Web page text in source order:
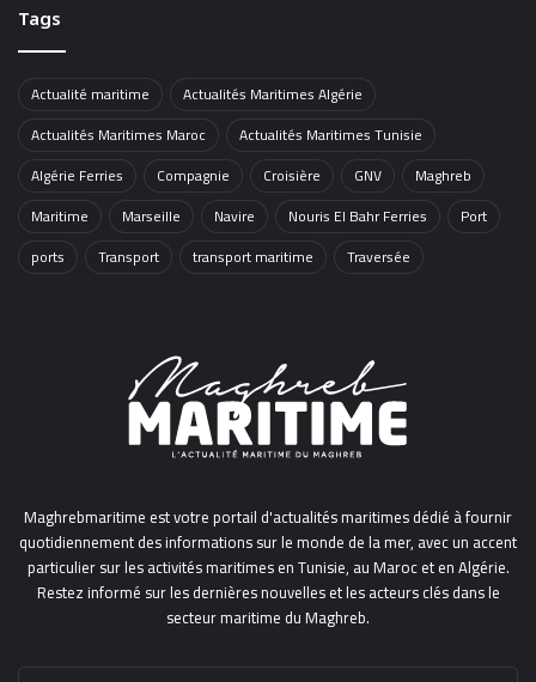
Tags
Actualité maritime
Actualités Maritimes Algérie
Actualités Maritimes Maroc
Actualités Maritimes Tunisie
Algérie Ferries
Compagnie Croisière GNV
Maghreb
Maritime
Marseille Navire Nouris El Bahr Ferries
Port
ports
Transport transport maritime Traversée
Maghrebmaritime est votre portail d'actualités maritimes dédié à fournir
quotidiennement des informations sur le monde de la mer, avec un accent
particulier sur les activités maritimes en Tunisie, au Maroc et en Algérie.
Restez informé sur les dernières nouvelles et les acteurs clés dans le
secteur maritime du Maghreb.